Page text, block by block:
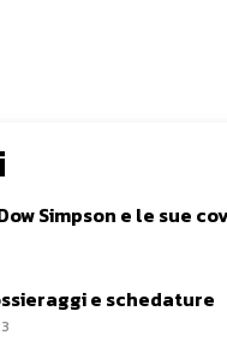
Simpson e le sue
e schedature